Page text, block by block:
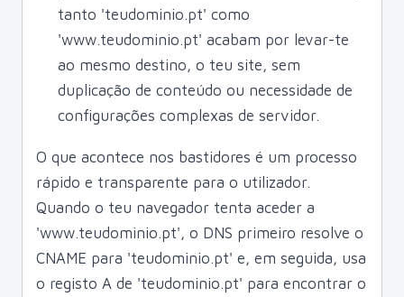
tanto 'teudominio.pt' como
'www.teudominio.pt' acabam por levar-te
ao mesmo destino, o teu site, sem
duplicação de conteúdo ou necessidade de
configurações complexas de servidor.
O que acontece nos bastidores é um processo
rápido e transparente para o utilizador.
Quando o teu navegador tenta aceder a
'www.teudominio.pt', o DNS primeiro resolve o
CNAME para 'teudominio.pt' e, em seguida, usa
o registo A de 'teudominio.pt' para encontrar o